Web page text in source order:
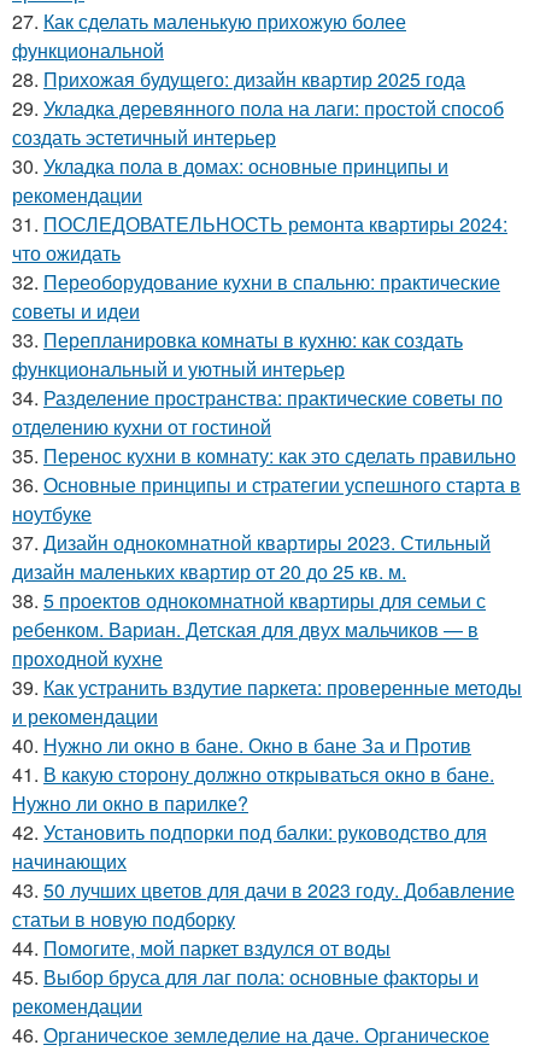
27. Как сделать маленькую прихожую более
функциональной
28. Прихожая будущего: дизайн квартир 2025 года
29. Укладка деревянного пола на лаги: простой способ
создать эстетичный интерьер
30. Укладка пола в домах: основные принципы и
рекомендации
31. ПОСЛЕДОВАТЕЛЬНОСТЬ ремонта квартиры 2024:
что ожидать
32. Переоборудование кухни в спальню: практические
советы и идеи
33. Перепланировка комнаты в кухню: как создать
функциональный и уютный интерьер
34. Разделение пространства: практические советы по
отделению кухни от гостиной
35. Перенос кухни в комнату: как это сделать правильно
36. Основные принципы и стратегии успешного старта в
ноутбуке
37. Дизайн однокомнатной квартиры 2023. Стильный
дизайн маленьких квартир от 20 до 25 кв. м.
38. 5 проектов однокомнатной квартиры для семьи с
ребенком. Вариан. Детская для двух мальчиков — в
проходной кухне
39. Как устранить вздутие паркета: проверенные методы
и рекомендации
40. Нужно ли окно в бане. Окно в бане За и Против
41. В какую сторону должно открываться окно в бане.
Нужно ли окно в парилке?
42. Установить подпорки под балки: руководство для
начинающих
43. 50 лучших цветов для дачи в 2023 году. Добавление
статьи в новую подборку
44. Помогите, мой паркет вздулся от воды
45. Выбор бруса для лаг пола: основные факторы и
рекомендации
46. Органическое земледелие на даче. Органическое